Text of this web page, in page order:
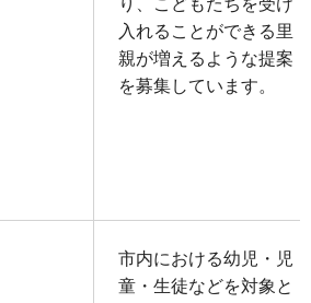
り、こどもたちを受け
入れることができる里
親が増えるような提案
を募集しています。
市内における幼児・児
童・生徒などを対象と